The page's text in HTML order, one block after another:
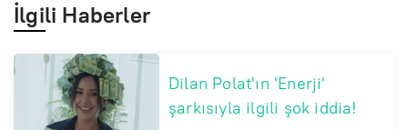
İlgili Haberler
Dilan Polat'ın 'Enerji'
şarkısıyla ilgili şok iddia!